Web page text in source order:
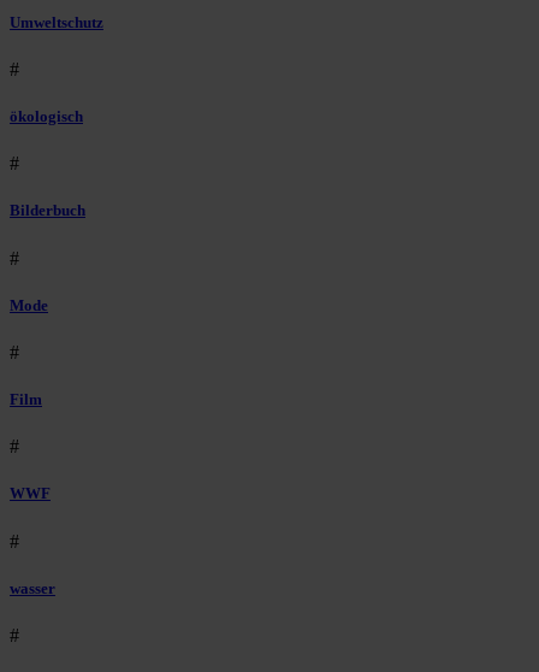
Umweltschutz
#
ökologisch
#
Bilderbuch
#
Mode
#
Film
#
WWF
#
wasser
#